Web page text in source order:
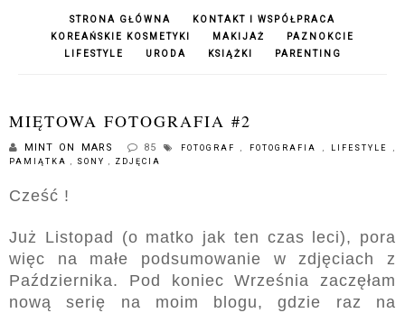
STRONA GŁÓWNA
KONTAKT I WSPÓŁPRACA
KOREAŃSKIE KOSMETYKI
MAKIJAŻ
PAZNOKCIE
LIFESTYLE
URODA KSIĄŻKI PARENTING
MIĘTOWA FOTOGRAFIA #2
MINT ON MARS 85 FOTOGRAF, FOTOGRAFIA , LIFESTYLE,
PAMIĄTKA , SONY , ZDJĘCIA
Cześć !
Już Listopad (o matko jak ten czas leci), pora
więc na małe podsumowanie w zdjęciach z
Października. Pod koniec Września zaczęłam
nową serię na moim blogu, gdzie raz na